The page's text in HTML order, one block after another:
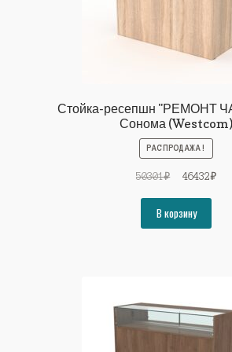
Стойка-ресепшн "РЕМОНТ
Сонома (Westcom)
РАСПРОДАЖА!
50301₽
составляла
50301₽.
46432₽
В корзину